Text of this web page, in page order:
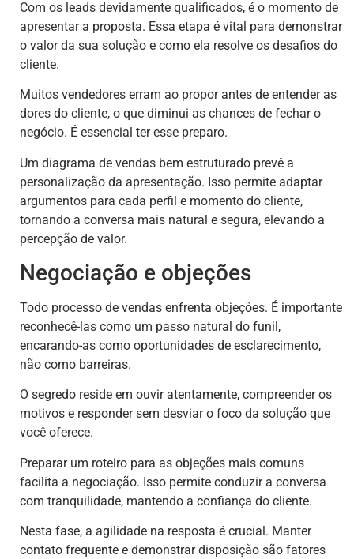
Com os leads devidamente qualificados, é o momento de
apresentar a proposta. Essa etapa é vital para demonstrar
o valor da sua solução e como ela resolve os desafios do
cliente.
Muitos vendedores erram ao propor antes de entender as
dores do cliente, o que diminui as chances de fechar o
negócio. É essencial ter esse preparo.
Um diagrama de vendas bem estruturado prevê a
personalização da apresentação. Isso permite adaptar
argumentos para cada perfil e momento do cliente,
tornando a conversa mais natural e segura, elevando a
percepção de valor.
Negociação e objeções
Todo processo de vendas enfrenta objeções. É importante
reconhecê-las como um passo natural do funil,
encarando-as como oportunidades de esclarecimento,
não como barreiras.
O segredo reside em ouvir atentamente, compreender os
motivos e responder sem desviar o foco da solução que
você oferece.
Preparar um roteiro para as objeções mais comuns
facilita a negociação. Isso permite conduzir a conversa
com tranquilidade, mantendo a confiança do cliente.
Nesta fase, a agilidade na resposta é crucial. Manter
contato frequente e demonstrar disposição são fatores